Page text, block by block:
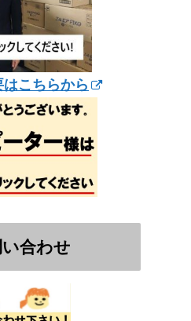
こちらから
い合わせ